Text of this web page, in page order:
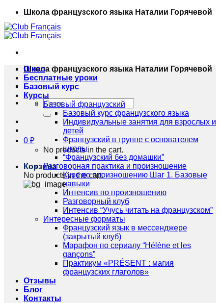
Skip
content
Школа французского языка Наталии Горячевой
Школа французского языка Наталии Горячевой
Искать:
0 ₽
No products in the cart.
Корзина
No products in the cart.
О нас
Бесплатные уроки
Базовый курс
Курсы
Базовый французский
Базовый курс французского языка
Индивидуальные занятия для взрослых и
детей
Французский в группе с основателем
школы
“Французский без домашки”
Разговорная практика и произношение
Курс по произношению Шаг 1. Базовые
навыки
Интенсив по произношению
Разговорный клуб
Интенсив “Учусь читать на французском”
Интересные форматы
Французский язык в мессенджере
(закрытый клуб)
Марафон по сериалу “Hélène et les
gançons”
Практикум «PRÉSENT : магия
французских глаголов»
Отзывы
Блог
Контакты